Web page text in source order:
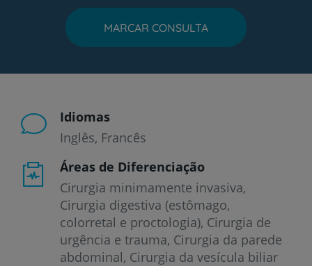
MARCAR CONSULTA
Idiomas
Inglês Francês
Áreas de Diferenciação
Cirurgia minimamente invasiva,
Cirurgia digestiva (estômago,
colorretal e proctologia), Cirurgia de
urgência e trauma, Cirurgia da parede
abdominal, Cirurgia da vesícula biliar